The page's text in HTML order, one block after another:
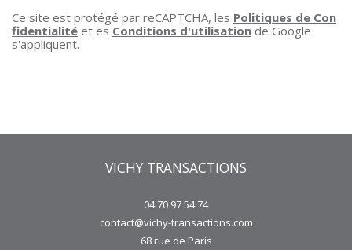
Ce site est protégé par reCAPTCHA, les Politiques de Con
fidentialité et es Conditions d'utilisation de Google
s'appliquent.
VICHY TRANSACTIONS
04 70 97 54 74
contact@vichy-transactions.com
68 rue de Paris